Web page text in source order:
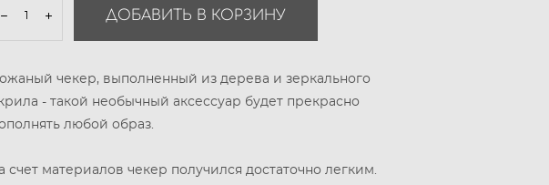
ДОБАВИТЬ В КОРЗИНУ
чекер, выполненный из дерева и зеркального
- такой необычный аксессуар будет прекрасно
любой образ.
счет материалов чекер получился достаточно легким.